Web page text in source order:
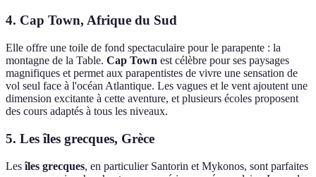
4. Cap Town, Afrique du Sud
Elle offre une toile de fond spectaculaire pour le parapente : la
montagne de la Table. Cap Town est célèbre pour ses paysages
magnifiques et permet aux parapentistes de vivre une sensation de
vol seul face à l'océan Atlantique. Les vagues et le vent ajoutent une
dimension excitante à cette aventure, et plusieurs écoles proposent
des cours adaptés à tous les niveaux.
5. Les îles grecques, Grèce
Lesîles grecques, en particulier Santorin et Mykonos, sont parfaites